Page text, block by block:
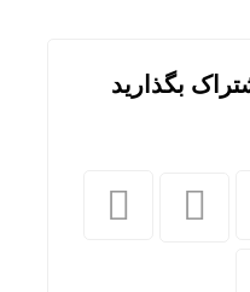
بگذارید